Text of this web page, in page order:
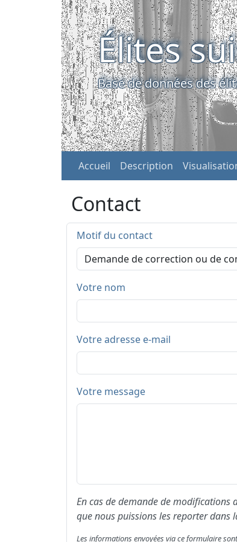
Élites
Base de données des
Accueil Description
Contact
Motif du contact
Votre nom
Votre adresse e-mail
Votre message
En cas de demande de
que nous puissions les reporter dans
Les informations envoyées via ce formulaire